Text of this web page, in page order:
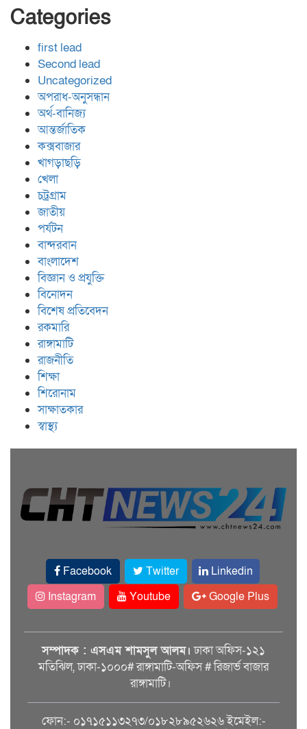
Categories
first lead
Second lead
Uncategorized
অপরাধ-অনুসন্ধান
অর্থ-বানিজ্য
আন্তর্জাতিক
কক্সবাজার
খাগড়াছড়ি
খেলা
চট্রগ্রাম
জাতীয়
পর্যটন
বান্দরবান
বাংলাদেশ
বিজ্ঞান ও প্রযুক্তি
বিনোদন
বিশেষ প্রতিবেদন
রকমারি
রাঙ্গামাটি
রাজনীতি
শিক্ষা
শিরোনাম
সাক্ষাতকার
স্বাস্থ্য
Facebook Twitter
Linkedin
Instagram
Youtube Google Plus
সম্পাদক : এসএম শামসুল আলম। ঢাকা অফিস-১২১
মতিঝিল, ঢাকা-১০০০# রাঙ্গামাটি-অফিস # রিজার্ভ বাজার
রাঙ্গামাটি।
ফোন:- ০১৭১৫১১৩২৭৩/০১৮২৮৯৫২৬২৬ ইমেইল:-